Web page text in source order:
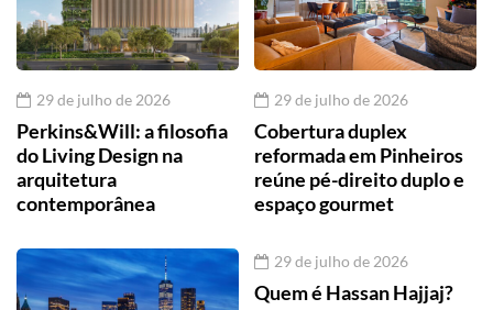
29 de julho de 2026
Perkins&Will: a filosofia
do Living Design na
arquitetura
contemporânea
29 de julho de 2026
Cobertura duplex
reformada em Pinheiros
reúne pé-direito duplo e
espaço gourmet
29 de julho de 2026
Quem é Hassan Hajjaj?